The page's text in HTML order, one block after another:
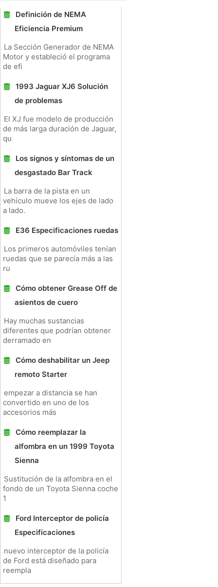
Definición de NEMA
Eficiencia Premium
La Sección Generador de NEMA
Motor y estableció el programa
de efi
1993 Jaguar XJ6 Solución
de problemas
El XJ fue modelo de producción
de más larga duración de Jaguar,
qu
Los signos y síntomas de un
desgastado Bar Track
La barra de la pista en un
vehículo mueve los ejes de lado
a lado.
E36 Especificaciones ruedas
Los primeros automóviles tenían
ruedas que se parecía más a las
ru
Cómo obtener Grease Off de
asientos de cuero
Hay muchas sustancias
diferentes que podrían obtener
derramado en
Cómo deshabilitar un Jeep
remoto Starter
empezar a distancia se han
convertido en uno de los
accesorios más
Cómo reemplazar la
alfombra en un 1999 Toyota
Sienna
Sustitución de la alfombra en el
fondo de un Toyota Sienna coche
1
Ford Interceptor de policía
Especificaciones
nuevo interceptor de la policía
de Ford está diseñado para
reempla